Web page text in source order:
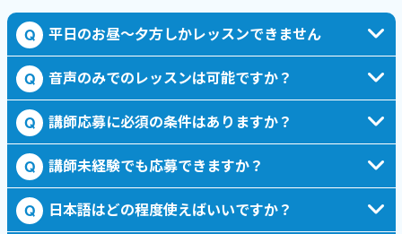
Q 平日のお昼〜夕方しかレッスンできません
Q 音声のみでのレッスンは可能ですか？
Q 講師応募に必須の条件はありますか？
Q 講師未経験でも応募できますか？
Q 日本語はどの程度使えばいいですか？